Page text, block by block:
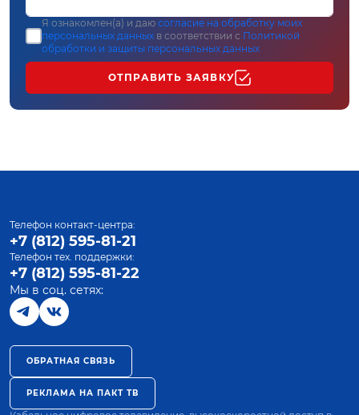
Я ознакомлен(а) и даю согласие на обработку моих
персональных данных в соответствии с Политикой
обработки и защиты персональных данных
ОТПРАВИТЬ ЗАЯВКУ
Телефон контакт-центра:
+7 (812) 595-81-21
Телефон тех. поддержки:
+7 (812) 595-81-22
Мы в соц. сетях:
ОБРАТНАЯ СВЯЗЬ
РЕКЛАМА НА ПАКТ ТВ